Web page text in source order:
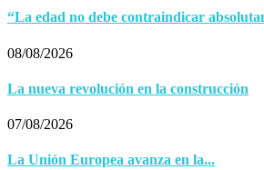
“La edad no debe contraindicar
08/08/2026
La nueva revolución en la construcción
07/08/2026
La Unión Europea avanza en la...